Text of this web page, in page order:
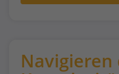
Navigieren